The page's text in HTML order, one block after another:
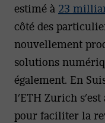
estimé à 23
côté des
nouvellement
solutions
également. En
l’ETH Zurich
pour faciliter la